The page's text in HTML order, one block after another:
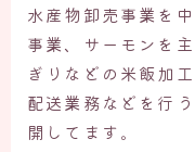
水産物卸売事業を
事業、サーモンを
ぎりなどの米飯加
配送業務などを行
開してます。